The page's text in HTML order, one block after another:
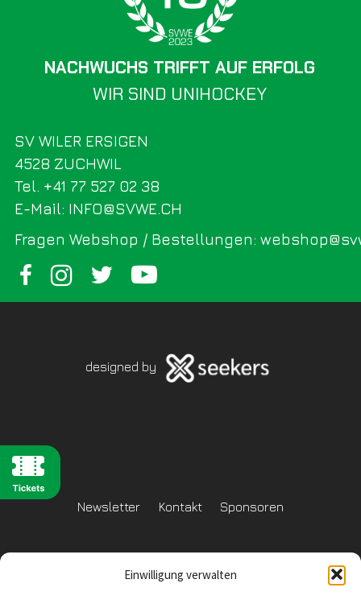
Einwilligung verwalten
SV WILER ERSIGEN
Fragen Webshop / Bestellungen:
4528 ZUCHWIL
Tel. +41 77 527 02 38
E-Mail: INFO@SVWE.CH
WIR SIND UNIHOCKEY
NACHWUCHS TRIFFT AUF ERFOLG
designed by
Newsletter Kontakt Sponsoren